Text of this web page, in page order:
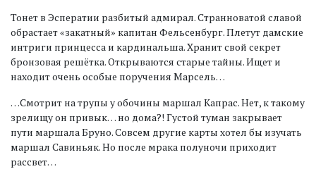
Тонет в Эсператии разбитый адмирал. Странноватой славой
обрастает «закатный» капитан Фельсенбург. Плетут дамские
интриги принцесса и кардинальша. Хранит свой секрет
бронзовая решётка. Открываются старые тайны. Ищет и
находит очень особые поручения Марсель…
…Смотрит на трупы у обочины маршал Капрас. Нет, к такому
зрелищу он привык… но дома?! Густой туман закрывает
пути маршала Бруно. Совсем другие карты хотел бы изучать
маршал Савиньяк. Но после мрака полуночи приходит
рассвет…